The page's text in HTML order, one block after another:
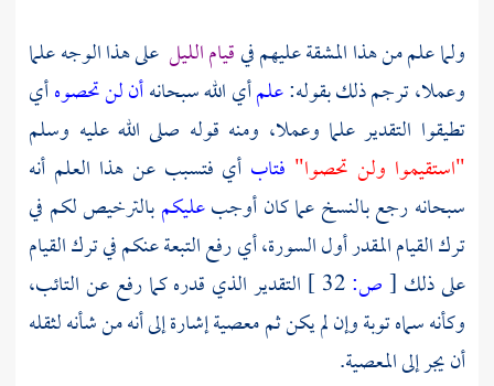
ولما علم من هذا المشقة عليهم فيقيام الليل على هذا الوجه علما
وعملا، ترجم ذلك بقوله:علمأي الله سبحانهأن لن تحصوهأي
تطيقوا التقدير علما وعملا، ومنه قوله صلى الله عليه وسلم
"استقيموا ولن تحصوا" فتاب أي فتسبب عن هذا العلم أنه
سبحانه رجع بالنسخ عما كان أوجبعليكمبالترخيص لكم في
ترك القيام المقدر أول السورة، أي رفع التبعة عنكم في ترك القيام
على ذلك [ص:
التقدير الذي قدره كما رفع عن التائب،
وكأنه سماه توبة وإن لم يكن ثم معصية إشارة إلى أنه من شأنه لثقله
أن يجر إلى المعصية.